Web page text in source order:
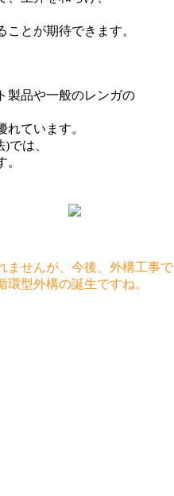
とが期待できます。
製品や一般のレンガの
ています。
は、
せんが、今後、外構工事
型外構の誕生ですね。